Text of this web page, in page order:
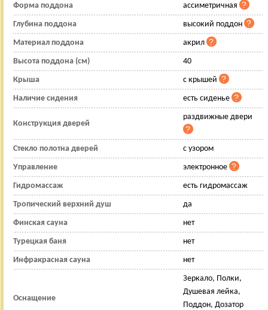
Форма поддона ассиметричная
Глубина поддона высокий поддон
Материал поддона акрил
Высота поддона (см) 40
Крыша с крышей
Наличие сидения есть сиденье
Конструкция дверей
раздвижные двери
Стекло полотна дверей с узором
Управление электронное
Гидромассаж есть гидромассаж
Тропический верхний душ да
Финская сауна нет
Турецкая баня нет
Инфракрасная сауна нет
Оснащение
Зеркало, Полки,
Душевая лейка,
Поддон, Дозатор